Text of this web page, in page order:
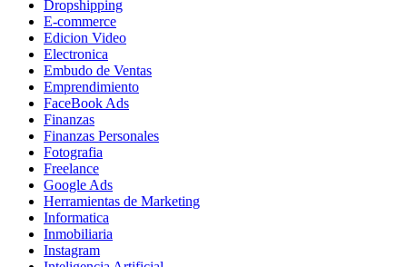
Dropshipping
E-commerce
Edicion Video
Electronica
Embudo de Ventas
Emprendimiento
FaceBook Ads
Finanzas
Finanzas Personales
Fotografia
Freelance
Google Ads
Herramientas de Marketing
Informatica
Inmobiliaria
Instagram